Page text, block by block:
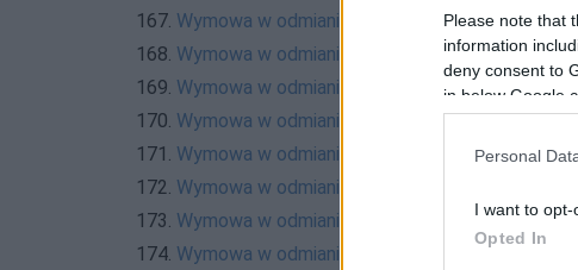
Please note that
information
deny consent to
in below Google
Personal
I want to opt-
Opted In
167. Wymowa w odmianie
168. Wymowa w odmianie
169. Wymowa w odmianie
170. Wymowa w odmianie
171. Wymowa w odmianie
172. Wymowa w odmianie
173. Wymowa w odmianie
174. Wymowa w odmianie